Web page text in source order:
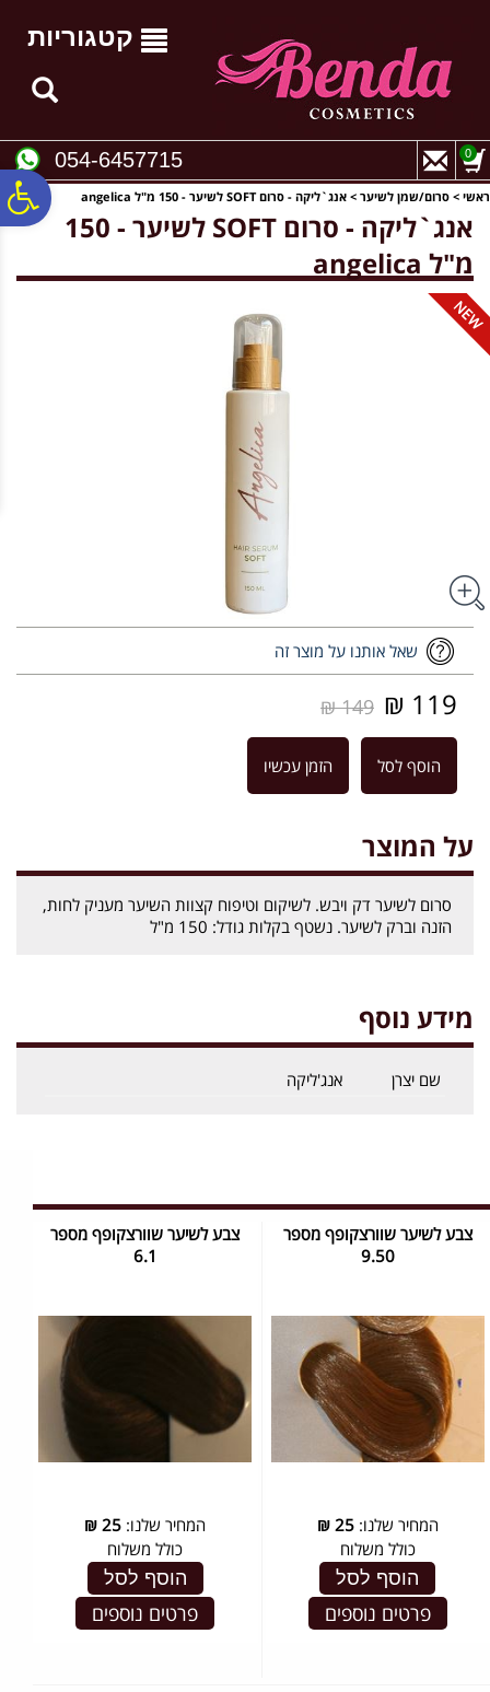
נגישות
קטגוריות
054-6457715 0
ראשי > סרום/שמן לשיער > אנג`ליקה - סרום SOFT לשיער - 150 מ"ל ‏angelica
אנג`ליקה - סרום SOFT לשיער - 150
מ"ל ‏angelica
שאל אותנו על מוצר זה
119 ₪
149 ₪
הוסף לסל הזמן עכשיו
על המוצר
סרום לשיער דק ויבש. לשיקום וטיפוח קצוות השיער מעניק לחות,
הזנה וברק לשיער. נשטף בקלות גודל: 150 מ"ל
מידע נוסף
שם יצרן אנג'ליקה
צבע לשיער שוורצקופף מספר
9.50
המחיר שלנו:25
₪
כולל משלוח
הוסף לסל
פרטים נוספים
צבע לשיער שוורצקופף מספר
6.1
המחיר שלנו: 25
₪
כולל משלוח
הוסף לסל
פרטים נוספים